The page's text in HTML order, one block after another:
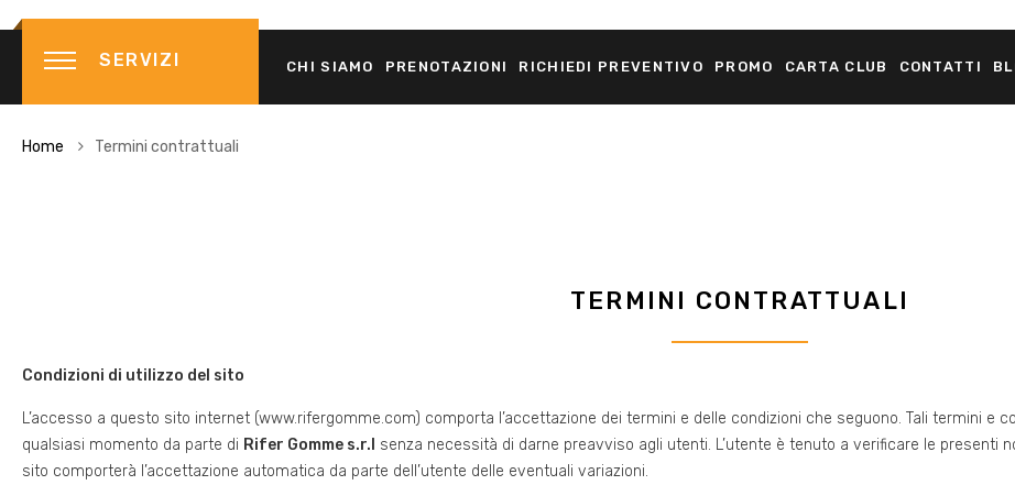
SERVIZI CHI SIAMO PRENOTAZIONI RICHIEDI PREVENTIVO PROMO CARTA CLUB CONTATTI
Home Termini contrattuali
TERMINI CONTRATTUALI
Condizioni di utilizzo del sito
L’accesso a questo sito internet (www.rifergomme.com) comporta l’accettazione dei termini e delle condizioni che seguono. Tali termini e
qualsiasi momento da parte di Rifer Gomme s.r.l senza necessità di darne preavviso agli utenti. L’utente è tenuto a verificare le presenti
sito comporterà l’accettazione automatica da parte dell’utente delle eventuali variazioni.